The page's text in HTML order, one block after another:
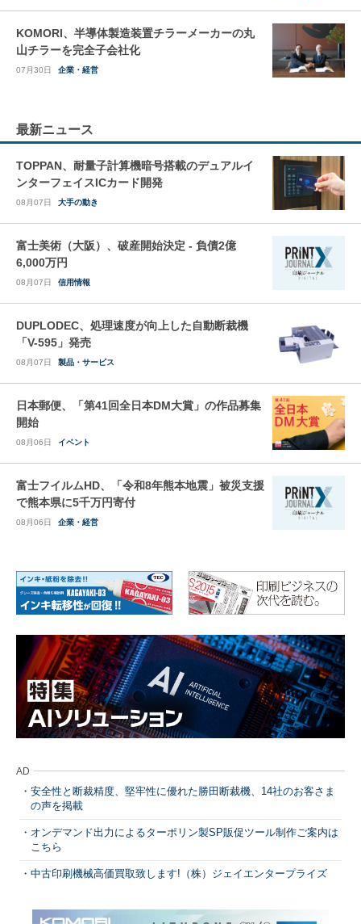
KOMORI、半導体製造装置チラーメーカーの丸
山チラーを完全子会社化
07月30日 企業・経営
最新ニュース
TOPPAN、耐量子計算機暗号搭載のデュアルイ
ンターフェイスICカード開発
08月07日 大手の動き
富士美術（大阪）、破産開始決定 - 負債2億
6,000万円
08月07日 信用情報
DUPLODEC、処理速度が向上した自動断裁機
「V-595」発売
08月07日 製品・サービス
日本郵便、「第41回全日本DM大賞」の作品募集
開始
08月06日 イベント
富士フイルムHD、「令和8年熊本地震」被災支援
で熊本県に5千万円寄付
08月06日 企業・経営
AD
安全性と断裁精度、堅牢性に優れた勝田断裁機、14社のお客さま
の声を掲載
オンデマンド出力によるターポリン製SP販促ツール制作ご案内は
こちら
中古印刷機械高価買取致します!（株）ジェイエンタープライズ